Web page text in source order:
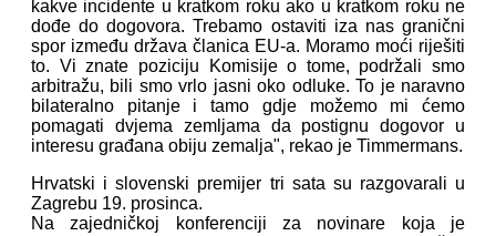
kakve incidente u kratkom roku ako u kratkom roku ne
dođe do dogovora. Trebamo ostaviti iza nas granični
spor između država članica EU-a. Moramo moći riješiti
to. Vi znate poziciju Komisije o tome, podržali smo
arbitražu, bili smo vrlo jasni oko odluke. To je naravno
bilateralno pitanje i tamo gdje možemo mi ćemo
pomagati dvjema zemljama da postignu dogovor u
interesu građana obiju zemalja", rekao je Timmermans.
Hrvatski i slovenski premijer tri sata su razgovarali u
Zagrebu 19. prosinca.
Na zajedničkoj konferenciji za novinare koja je